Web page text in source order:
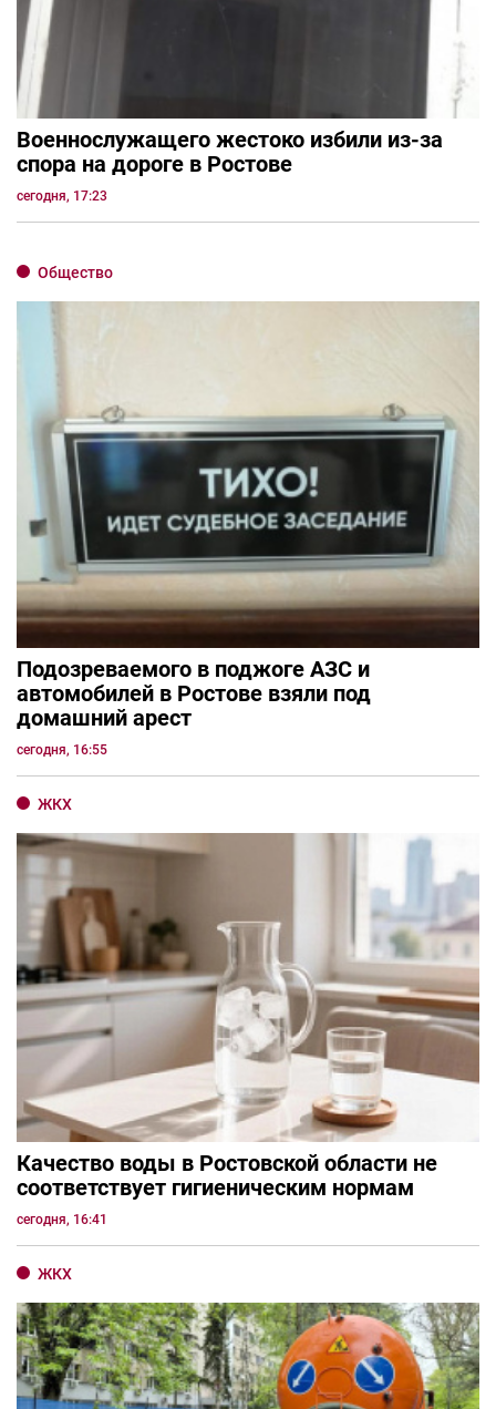
Военнослужащего жестоко избили из-за
спора на дороге в Ростове
сегодня, 17:23
Общество
Подозреваемого в поджоге АЗС и
автомобилей в Ростове взяли под
домашний арест
сегодня, 16:55
ЖКХ
Качество воды в Ростовской области не
соответствует гигиеническим нормам
сегодня, 16:41
ЖКХ